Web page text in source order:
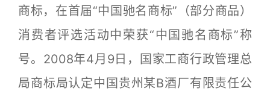
商标，在首届“中国驰名商标”（部分商品）
消费者评选活动中荣获“中国驰名商标”称
号。2008年4月9日，国家工商行政管理总
局商标局认定中国贵州某B酒厂有限责任公